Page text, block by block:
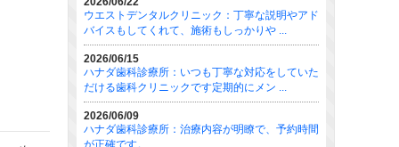
ウエストデンタルクリニック：丁寧な説明やアド
バイスもしてくれて、施術もしっかりや ...
2026/06/15
ハナダ歯科診療所：いつも丁寧な対応をしていた
だける歯科クリニックです定期的にメン ...
2026/06/09
ハナダ歯科診療所：治療内容が明瞭で、予約時間